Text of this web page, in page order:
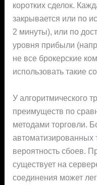
коротких сделок.
закрывается или по
2 минуты), или по
уровня прибыли
не все брокерские
использовать такие
У алгоритмического
преимуществ по
методами торговли.
вероятность сбоев.
существует на
соединения может